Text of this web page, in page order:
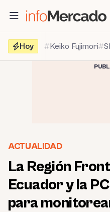
contenido
Hoy
Keiko Fujimori
ACTUALIDAD
La Región
Ecuador y la
para